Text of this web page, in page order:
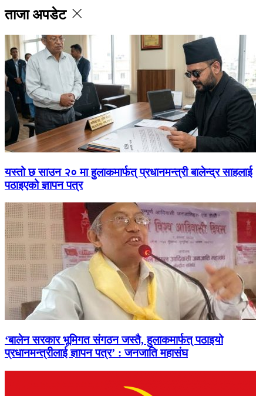
ताजा अपडेट
यस्तो छ साउन २० मा हुलाकमार्फत् प्रधानमन्त्री बालेन्द्र साहलाई
पठाइएको ज्ञापन पत्र
‘बालेन सरकार भूमिगत संगठन जस्तै, हुलाकमार्फत् पठाइयो
प्रधानमन्त्रीलाई ज्ञापन पत्र’ : जनजाति महासंघ